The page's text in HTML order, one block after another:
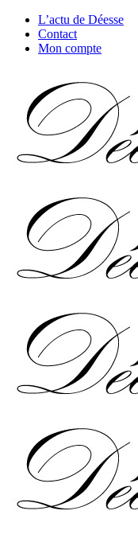
L’actu de Déesse
Contact
Mon compte